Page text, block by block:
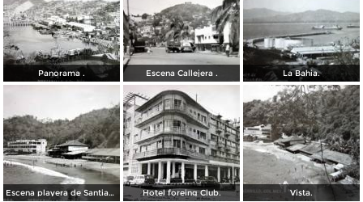
Panorama . Escena Callejera . La Bahia.
Escena playera de Santiago. Hotel foreing Club. Vista.